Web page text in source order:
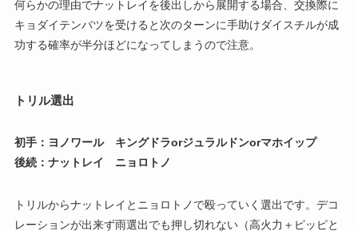
何らかの理由でナットレイを後出しから展開する場合、交換際に
キョダイテンバツを受けると次のターンに手助けダイスチルが成
功する確率が半分ほどになってしまうので注意。
トリル選出
初手：ヨノワール キングドラorジュラルドンorマホイップ
後続：ナットレイ ニョロトノ
トリルからナットレイとニョロトノで殴っていく選出です。デコ
レーションが出来ず雨選出でも押し切れない（高火力＋ピッピと